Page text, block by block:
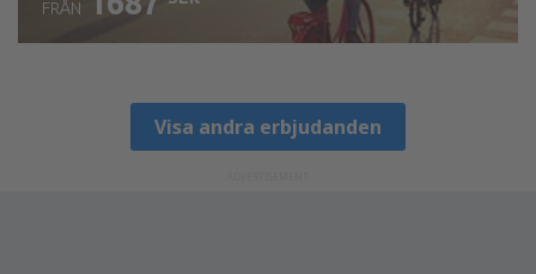
FRÅN
Visa andra erbjudanden